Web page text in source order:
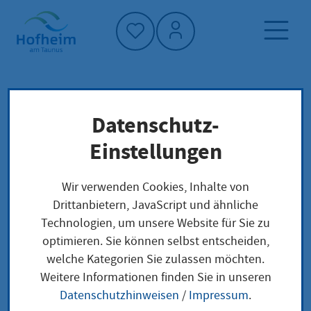
Startseite"
Neuigkeiten und Ausschreibungen
Altstadtfest 2026: Streetfood, Vespas und
Oldtimer mit verkaufsoffenem Sonntag
Altstadtfest 2026:
Datenschutz-
Einstellungen
Wir verwenden Cookies, Inhalte von
Drittanbietern, JavaScript und ähnliche
Technologien, um unsere Website für Sie zu
optimieren. Sie können selbst entscheiden,
welche Kategorien Sie zulassen möchten.
Weitere Informationen finden Sie in unseren
Datenschutzhinweisen / Impressum.